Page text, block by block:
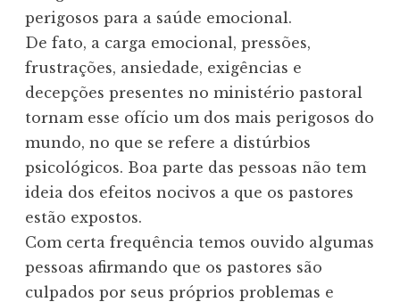
perigosos para a saúde emocional.
De fato, a carga emocional, pressões,
frustrações, ansiedade, exigências e
decepções presentes no ministério pastoral
tornam esse ofício um dos mais perigosos do
mundo, no que se refere a distúrbios
psicológicos. Boa parte das pessoas não tem
ideia dos efeitos nocivos a que os pastores
estão expostos.
Com certa frequência temos ouvido algumas
pessoas afirmando que os pastores são
culpados por seus próprios problemas e